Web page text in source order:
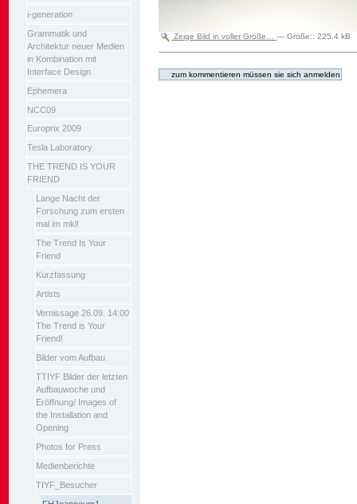
i-generation
Grammatik und
Architektur neuer Medien
in Kombination mit
Interface Design
Ephemera
NCC09
Europrix 2009
Tesla Laboratory
THE TREND IS YOUR
FRIEND
Lange Nacht der
Forschung zum ersten
mal im mkl!
The Trend Is Your
Friend
Kurzfassung
Artists
Vernissage 26.09. 14:00
The Trend is Your
Friend!
Bilder vom Aufbau
TTIYF Bilder der letzten
Aufbauwoche und
Eröffnung/ Images of
the Installation and
Opening
Photos for Press
Medienberichte
TIYF_Besucher
Zeige Bild in voller Größe… —Größe::225.4 kB